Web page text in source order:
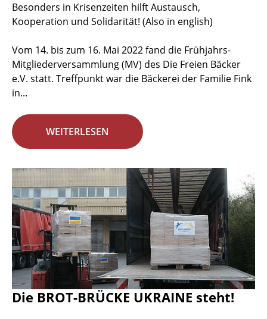
Besonders in Krisenzeiten hilft Austausch,
Kooperation und Solidarität! (Also in english)
Vom 14. bis zum 16. Mai 2022 fand die Frühjahrs-
Mitgliederversammlung (MV) des Die Freien Bäcker
e.V. statt. Treffpunkt war die Bäckerei der Familie Fink
in...
WEITERLESEN
Die BROT-BRÜCKE UKRAINE steht!